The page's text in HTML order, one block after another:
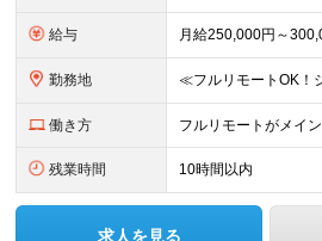
給与
勤務地
働き方 フルリモートがメイン
残業時間 10時間以内
求人を見る